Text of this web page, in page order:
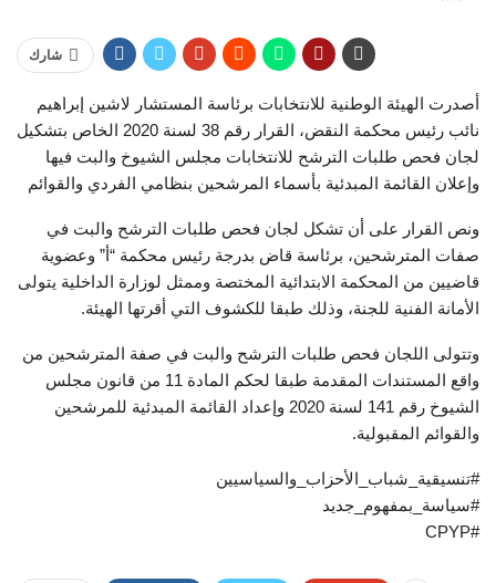
شارك
أصدرت الهيئة الوطنية للانتخابات برئاسة المستشار لاشين إبراهيم
نائب رئيس محكمة النقض، القرار رقم 38 لسنة 2020 الخاص بتشكيل
لجان فحص طلبات الترشح للانتخابات مجلس الشيوخ والبت فيها
وإعلان القائمة المبدئية بأسماء المرشحين بنظامي الفردي والقوائم
ونص القرار على أن تشكل لجان فحص طلبات الترشح والبت في
صفات المترشحين، برئاسة قاض بدرجة رئيس محكمة “أ” وعضوية
قاضيين من المحكمة الابتدائية المختصة وممثل لوزارة الداخلية يتولى
الأمانة الفنية للجنة، وذلك طبقا للكشوف التي أقرتها الهيئة.
وتتولى اللجان فحص طلبات الترشح والبت في صفة المترشحين من
واقع المستندات المقدمة طبقا لحكم المادة 11 من قانون مجلس
الشيوخ رقم 141 لسنة 2020 وإعداد القائمة المبدئية للمرشحين
والقوائم المقبولية.
#تنسيقية_شباب_الأحزاب_والسياسيين
#سياسة_بمفهوم_جديد
#CPYP